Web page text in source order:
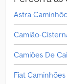
Astra
Camião-
Camiões De
Fiat Caminhões